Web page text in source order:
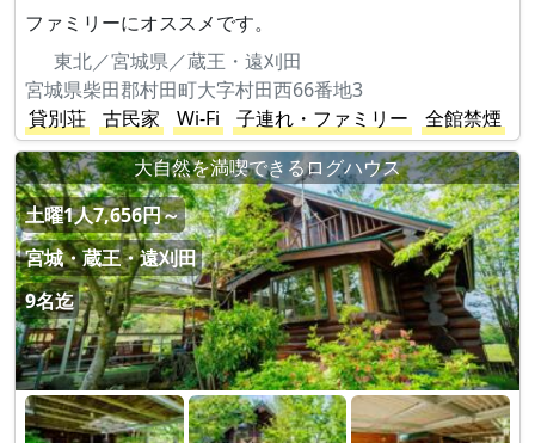
ファミリーにオススメです。
東北／宮城県／蔵王・遠刈田
宮城県柴田郡村田町大字村田西66番地3
貸別荘
古民家 Wi-Fi 子連れ・ファミリー
全館禁煙
大自然を満喫できるログハウス
土曜1人7,656円～
宮城・蔵王・遠刈田
9名迄